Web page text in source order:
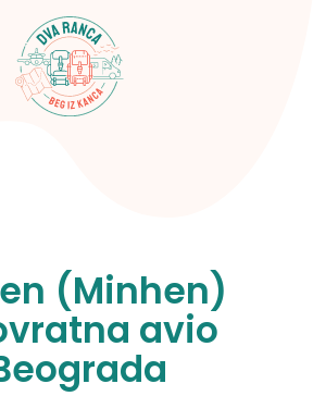
(Minhen)
avio